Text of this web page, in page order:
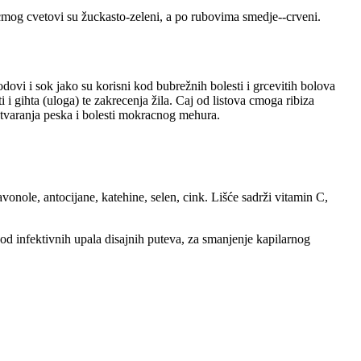
cvetovi su žuckasto-zeleni, a po rubovima smedje--crveni.
i sok jako su korisni kod bubrežnih bolesti i grcevitih bolova
gihta (uloga) te zakrecenja žila. Caj od listova cmoga ribiza
peska i bolesti mokracnog mehura.
antocijane, katehine, selen, cink. Lišće sadrži vitamin C,
infektivnih upala disajnih puteva, za smanjenje kapilarnog